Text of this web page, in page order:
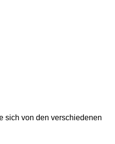
sich von den verschiedenen